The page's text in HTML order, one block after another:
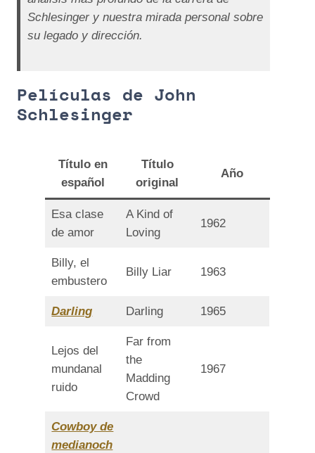
Schlesinger y nuestra mirada personal sobre
su legado y dirección.
Películas de John
Schlesinger
Título en
español
Título
original
Año
Esa clase
de amor
A Kind of
Loving
1962
Billy, el
embustero
Billy Liar 1963
Darling Darling 1965
Lejos del
mundanal
ruido
Far from
the
Madding
Crowd
1967
Cowboy de
medianoch